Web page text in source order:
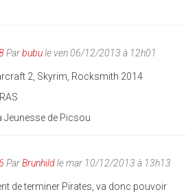
Parbubule ven 06/12/2013 à 12h01
2, Skyrim, Rocksmith 2014
Jeunesse de Picsou
ParBrunhildle mar 10/12/2013 à 13h13
de terminer Pirates, va donc pouvoir